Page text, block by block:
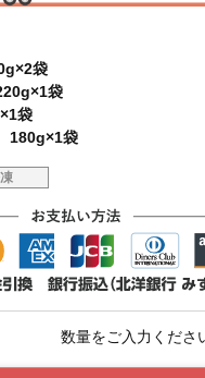
袋
袋
袋
180g×1袋